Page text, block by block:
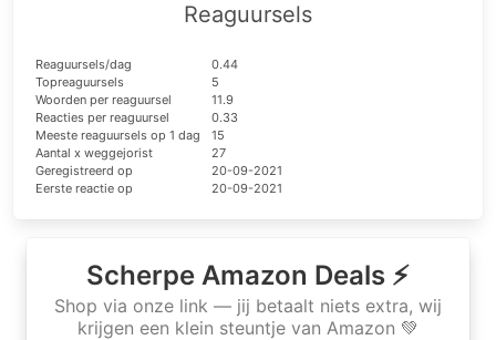
Reaguursels
Reaguursels/dag
0.44
Topreaguursels
5
Woorden per reaguursel
11.9
Reacties per reaguursel
0.33
Meeste reaguursels op 1 dag
15
Aantal x weggejorist
27
Geregistreerd op
20-09-2021
Eerste reactie op
20-09-2021
Scherpe Amazon Deals ⚡
Shop via onze link — jij betaalt niets extra, wij
krijgen een klein steuntje van Amazon 💚